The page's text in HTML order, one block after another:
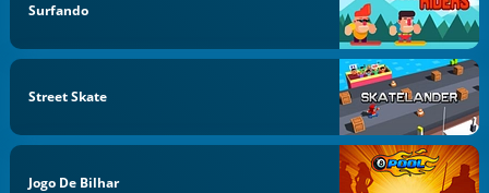
Surfando
Street Skate
Jogo De Bilhar